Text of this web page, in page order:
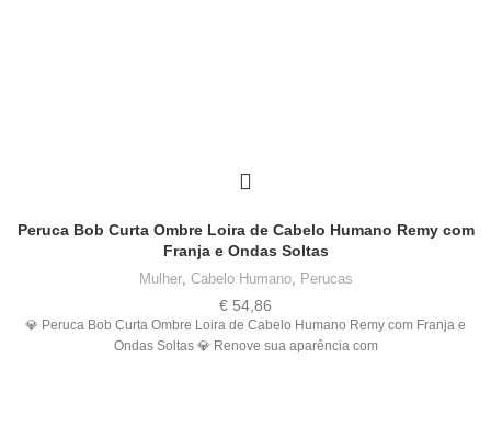
Peruca Bob Curta Ombre Loira de Cabelo Humano Remy com
Franja e Ondas Soltas
Mulher, Cabelo Humano, Perucas
€ 54,86
💎 Peruca Bob Curta Ombre Loira de Cabelo Humano Remy com Franja e
Ondas Soltas 💎 Renove sua aparência com